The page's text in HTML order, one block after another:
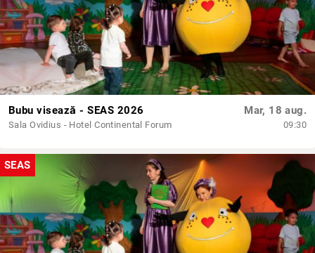
Bubu visează - SEAS 2026
Sala Ovidius - Hotel Continental Forum
Mar, 18 aug.
09:30
SEAS